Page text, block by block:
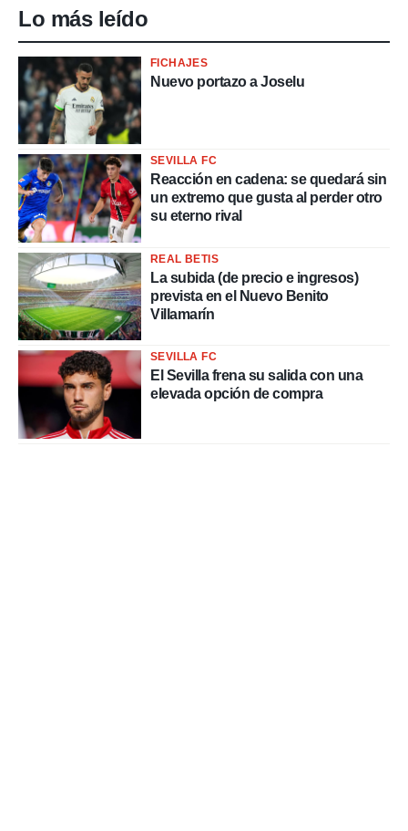
Lo más leído
FICHAJES
Nuevo portazo a Joselu
SEVILLA FC
Reacción en cadena: se quedará sin
un extremo que gusta al perder otro
su eterno rival
REAL BETIS
La subida (de precio e ingresos)
prevista en el Nuevo Benito
Villamarín
SEVILLA FC
El Sevilla frena su salida con una
elevada opción de compra